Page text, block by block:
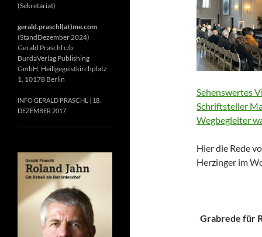
Sehenswertes
Schriftsteller
Wegbegleiter
Hier die Rede
Herzinger im
Grabrede für
(Sekretariat)
gerald.praschl(at)me.com
(StandDezember 2024)
Gerald Praschl c/o
BurdaVerlag Publishing
GmbH, Heiligegeistkirchplatz
1, 10178 Berlin
INFO GERALD PRASCHL
18.
DEZEMBER 2017